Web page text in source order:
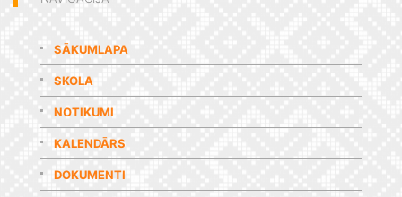
SĀKUMLAPA
SKOLA
NOTIKUMI
KALENDĀRS
DOKUMENTI